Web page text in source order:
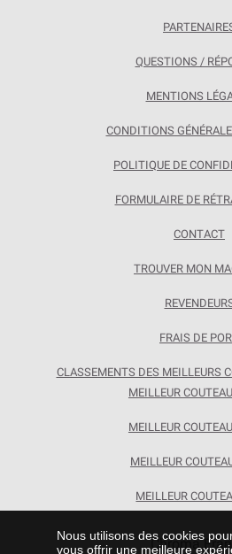
QUESTIONS /
MENTIONS
CONDITIONS
POLITIQUE DE
FORMULAIRE DE
CONTACT
TROUVER MON
FRAIS DE
CLASSEMENTS DES MEILLEURS
MEILLEUR
MEILLEUR
MEILLEUR
MEILLEUR
Chroma
Nous utilisons des cookies
vous offrir une meilleure